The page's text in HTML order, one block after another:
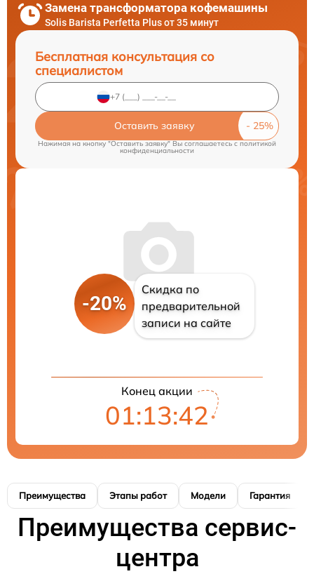
Замена трансформатора кофемашины
Solis Barista Perfetta Plus от 35 минут
Бесплатная консультация со
специалистом
Оставить заявку
Нажимая на кнопку "Оставить заявку" Вы соглашаетесь cполитикой
конфиденциальности
-20%
Скидка по
предварительной
записи на сайте
Конец акции
01:13:41
Преимущества Этапы работ Модели Гарантия
Преимущества сервис-
центра